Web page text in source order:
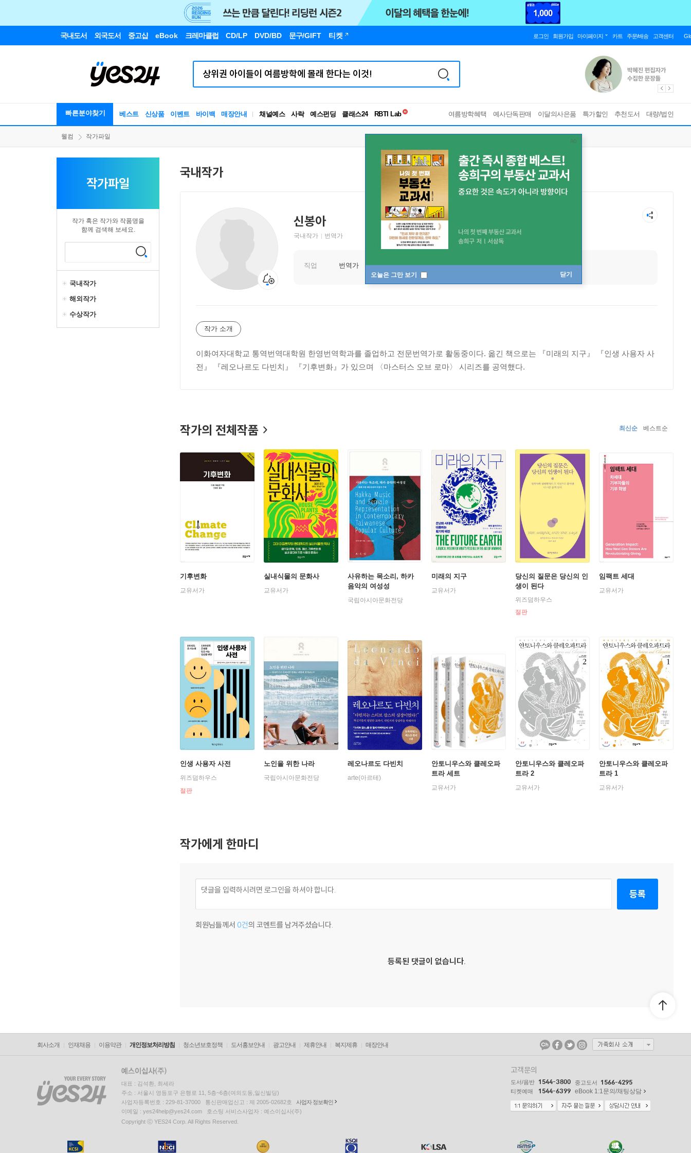
국내도서 외국도서 중고샵 eBook 크레마클럽 CD/LP DVD/BD 문구/GIFT 티켓 로그인 회원가입 마이페이지 카트 주문/배송 고객센터
빠른분야찾기 베스트 신상품 이벤트 바이백 매장안내 채널예스 사락 예스펀딩 클래스24
RBTI Lab
독서유형검사
여름방학혜택 예사단독판매 이달의사은품 특가할인 추천도서 대량/법인
오늘은 그만 보기 닫기
웰컴 작가파일
작가파일
작가 혹은 작가와 작품명을
함께 검색해 보세요.
국내작가
해외작가
수상작가
국내작가
신봉아
국내작가 번역가
직업 번역가
작가 소개
이화여자대학교 통역번역대학원 한영번역학과를 졸업하고 전문번역가로 활동중이다. 옮긴 책으로는 『미래의 지구』 『인생 사용자 사
전』 『레오나르도 다빈치』 『기후변화』가 있으며 〈마스터스 오브 로마〉 시리즈를 공역했다.
작가의 전체작품 최신순 베스트순
기후변화
교유서가
실내식물의 문화사
교유서가
사유하는 목소리, 하카
음악의 여성성
국립아시아문화전당
미래의 지구
교유서가
당신의 질문은 당신의 인
생이 된다
위즈덤하우스
절판
임팩트 세대
교유서가
인생 사용자 사전
위즈덤하우스
절판
노인을 위한 나라
국립아시아문화전당
레오나르도 다빈치
arte(아르테)
안토니우스와 클레오파
트라 세트
교유서가
안토니우스와 클레오파
트라 2
교유서가
안토니우스와 클레오파
트라 1
교유서가
작가에게 한마디
등록
회원님들께서 0건의 코멘트를 남겨주셨습니다.
등록된 댓글이 없습니다.
회사소개 인재채용 이용약관 개인정보처리방침 청소년보호정책 도서홍보안내 광고안내 제휴안내 복지제휴 매장안내
대표 : 김석환, 최세라
주소 : 서울시 영등포구 은행로 11, 5층~6층(여의도동,일신빌딩)
사업자등록번호 : 229-81-37000 통신판매업신고 : 제 2005-02682호
사업자 정보확인
이메일 : yes24help@yes24.com 호스팅 서비스사업자 : 예스이십사(주)
Copyright ⓒ YES24 Corp. All Rights Reserved.
고객문의
도서/음반 1544-3800 중고도서 1566-4295
티켓예매 1544-6399 eBook 1:1문의/채팅상담